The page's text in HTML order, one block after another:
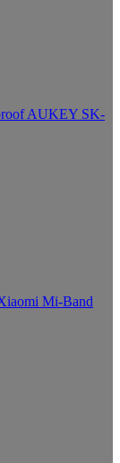
AUKEY SK-
Mi-Band